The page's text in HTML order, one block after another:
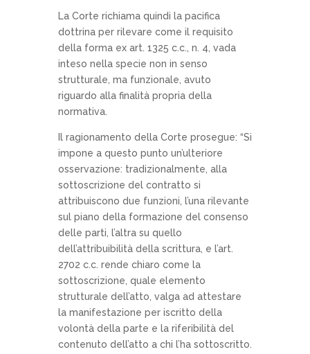
La Corte richiama quindi la pacifica
dottrina per rilevare come il requisito
della forma ex art. 1325 c.c., n. 4, vada
inteso nella specie non in senso
strutturale, ma funzionale, avuto
riguardo alla finalità propria della
normativa.
Il ragionamento della Corte prosegue: “Si
impone a questo punto un’ulteriore
osservazione: tradizionalmente, alla
sottoscrizione del contratto si
attribuiscono due funzioni, l’una rilevante
sul piano della formazione del consenso
delle parti, l’altra su quello
dell’attribuibilità della scrittura, e l’art.
2702 c.c. rende chiaro come la
sottoscrizione, quale elemento
strutturale dell’atto, valga ad attestare
la manifestazione per iscritto della
volontà della parte e la riferibilità del
contenuto dell’atto a chi l’ha sottoscritto.